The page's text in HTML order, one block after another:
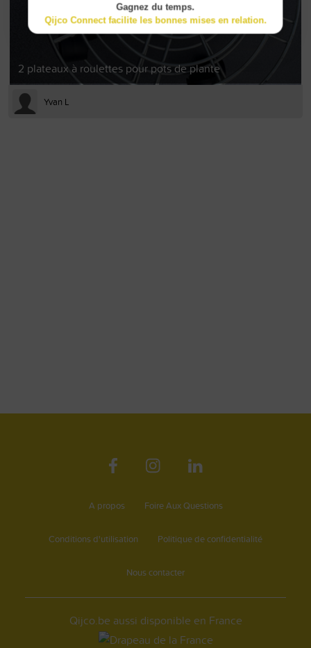
2 plateaux à roulettes pour pots de plante
Yvan L
A propos Foire Aux Questions
Conditions d'utilisation Politique de confidentialité
Nous contacter
Qijco.be aussi disponible en France
Gagnez du temps.
Qijco Connect facilite les bonnes mises en relation.